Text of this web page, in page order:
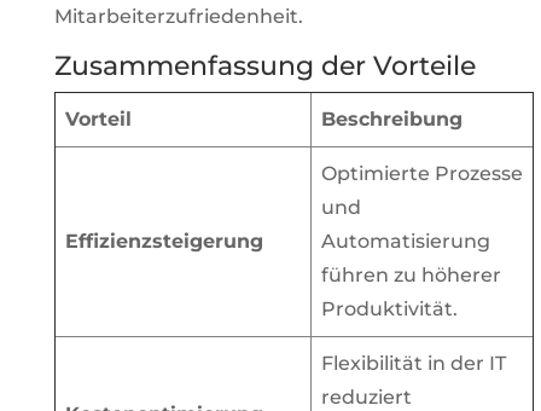
Mitarbeiterzufriedenheit.
Zusammenfassung der Vorteile
Vorteil Beschreibung
Effizienzsteigerung
Optimierte Prozesse
und
Automatisierung
führen zu höherer
Produktivität.
Flexibilität in der IT
reduziert